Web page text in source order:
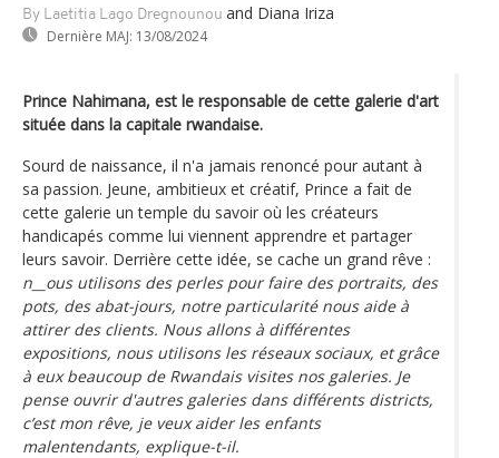
By Laetitia Lago Dregnounou and Diana Iriza
Dernière MAJ: 13/08/2024
Prince Nahimana, est le responsable de cette galerie d'art
située dans la capitale rwandaise.
Sourd de naissance, il n'a jamais renoncé pour autant à
sa passion. Jeune, ambitieux et créatif, Prince a fait de
cette galerie un temple du savoir où les créateurs
handicapés comme lui viennent apprendre et partager
leurs savoir. Derrière cette idée, se cache un grand rêve :
n__ous utilisons des perles pour faire des portraits, des
pots, des abat-jours, notre particularité nous aide à
attirer des clients. Nous allons à différentes
expositions, nous utilisons les réseaux sociaux, et grâce
à eux beaucoup de Rwandais visites nos galeries. Je
pense ouvrir d'autres galeries dans différents districts,
c’est mon rêve, je veux aider les enfants
malentendants, explique-t-il.